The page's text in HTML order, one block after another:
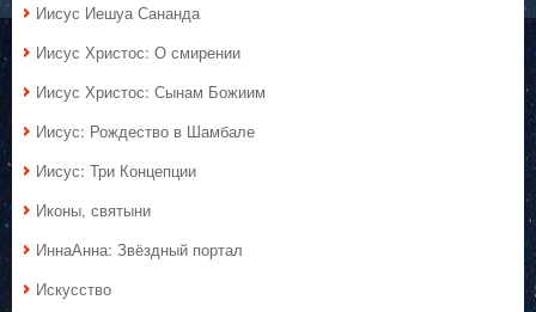
Иисус Иешуа Сананда
Иисус Христос: О смирении
Иисус Христос: Сынам Божиим
Иисус: Рождество в Шамбале
Иисус: Три Концепции
Иконы, святыни
ИннаАнна: Звёздный портал
Искусство